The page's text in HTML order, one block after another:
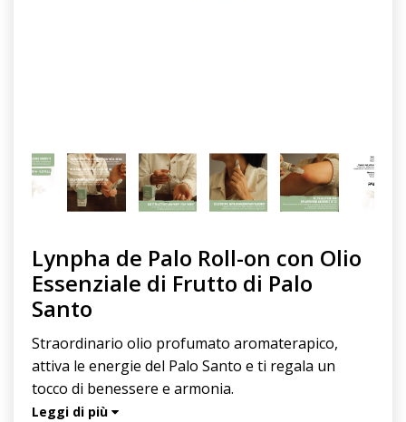
Lynpha de Palo Roll-on con Olio
Essenziale di Frutto di Palo
Santo
Straordinario olio profumato aromaterapico,
attiva le energie del Palo Santo e ti regala un
tocco di benessere e armonia.
Leggi di più